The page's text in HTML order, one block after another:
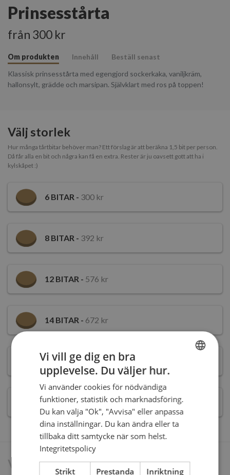
Prinsesstårta
från 300 kr
Om produkten Innehåll
Beställ senast
Klassisk prinsesstårta med egengjord sockerkaka, vaniljkräm,
hallonsylt, grädde och marsipan. Självklart med ros på toppen!
Välj storlek
Hur många tårtbitar behöver man? Ett förslag är att beräkna 1,5 bit per person.
Då får alla en bit och några kan få en extra. Rester är ju oavsett gott att ha i
kylskåpet :)
6 BITAR - 300 kr
8 BITAR - 392 kr
12 BITAR - 576 kr
14 BITAR - 672 kr
18BITAR -846 kr
20BITAR -920 kr
Vill du ha text på tårtan?
Vi vill ge dig en bra
upplevelse. Du väljer hur.
Vi använder cookies för nödvändiga
funktioner, statistik och marknadsföring.
Du kan välja "Ok", "Avvisa" eller anpassa
dina inställningar. Du kan ändra eller ta
tillbaka ditt samtycke när som helst.
Integritetspolicy
Strikt
Prestanda Inriktning